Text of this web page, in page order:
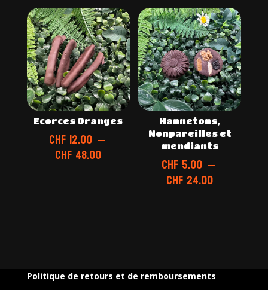
CHF 12.00
à
CHF 48.00
CHF
à
CHF
Ecorces Oranges
CHF12.00 –
CHF48.00Plage
Hannetons,
Nonpareilles et
mendiants
CHF5.00 –
CHF24.00Plage
Politique de retours et de remboursements